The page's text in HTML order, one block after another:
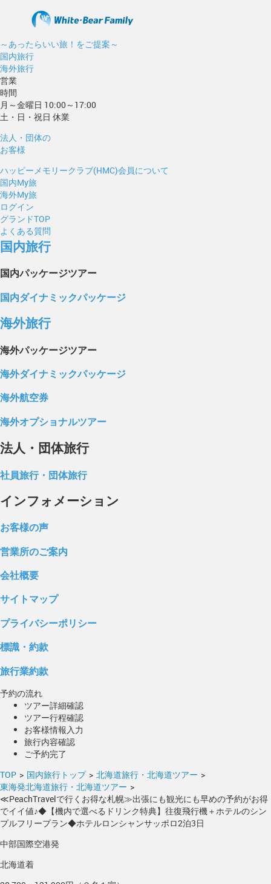
～あったらいい旅！をご提案～
国内旅行
海外旅行
営業
時間
月～金曜日 10:00～17:00
土・日・祝日 休業
法人・団体の
お客様
ハッピーメモリークラブ(HMC)会員について
国内My旅
海外My旅
ログイン
グランドTOP
よくある質問
国内旅行
国内パッケージツアー
国内ダイナミックパッケージ
海外旅行
海外パッケージツアー
海外ダイナミックパッケージ
海外航空券
海外オプショナルツアー
法人・団体旅行
社員旅行・団体旅行
インフォメーション
お客様の声
営業所のご案内
会社概要
サイトマップ
プライバシーポリシー
標識・約款
旅行業約款
予約の流れ
ツアー詳細確認
ツアー行程確認
お客様情報入力
旅行内容確認
ご予約完了
TOP > 国内旅行トップ > 北海道旅行・北海道ツアー >
東海発北海道旅行・北海道ツアー >
≪PeachTravelで行くお得な札幌≫出張にも観光にも早めの予約がお得
でイイ値♪◆【機内で選べるドリンク特典】往復飛行機＋ホテルのシン
プルフリープラン◆ホテルロンシャンサッポロ2泊3日
中部国際空港発
北海道着